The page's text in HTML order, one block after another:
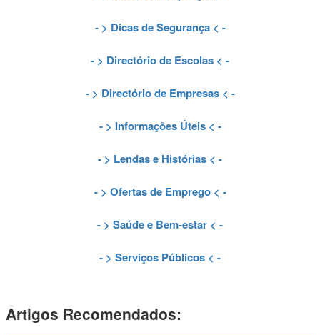
- > Dicas de Segurança< -
- > Directório de Escolas < -
- > Directório de Empresas< -
- > Informações Úteis< -
- > Lendas e Histórias < -
- > Ofertas de Emprego< -
- > Saúde e Bem-estar < -
- > Serviços Públicos < -
Artigos Recomendados: